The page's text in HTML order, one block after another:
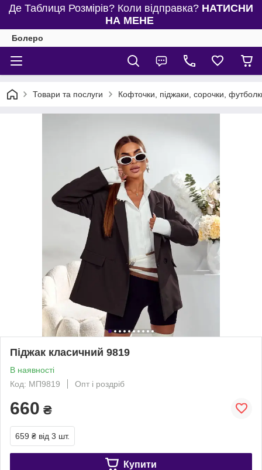
Де Таблиця Розмірів? Коли відправка? НАТИСНИ
НА МЕНЕ
Болеро
Товари та послуги Кофточки, піджаки, сорочки,
Піджак класичний 9819
В наявності
Код: МП9819
Опт і роздріб
660 ₴
659 ₴ від 3 шт.
Купити